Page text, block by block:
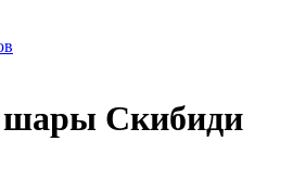
Скибиди